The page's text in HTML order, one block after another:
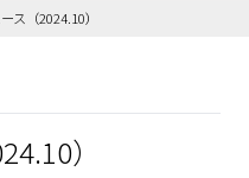
ス（2024.10）
）